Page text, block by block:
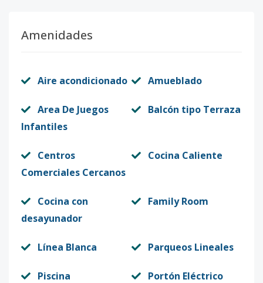
Amenidades
Aire acondicionado Amueblado
Area De Juegos
Infantiles
Balcón tipo Terraza
Centros
Comerciales Cercanos
Cocina Caliente
Cocina con
desayunador
Family Room
Línea Blanca Parqueos Lineales
Piscina Portón Eléctrico